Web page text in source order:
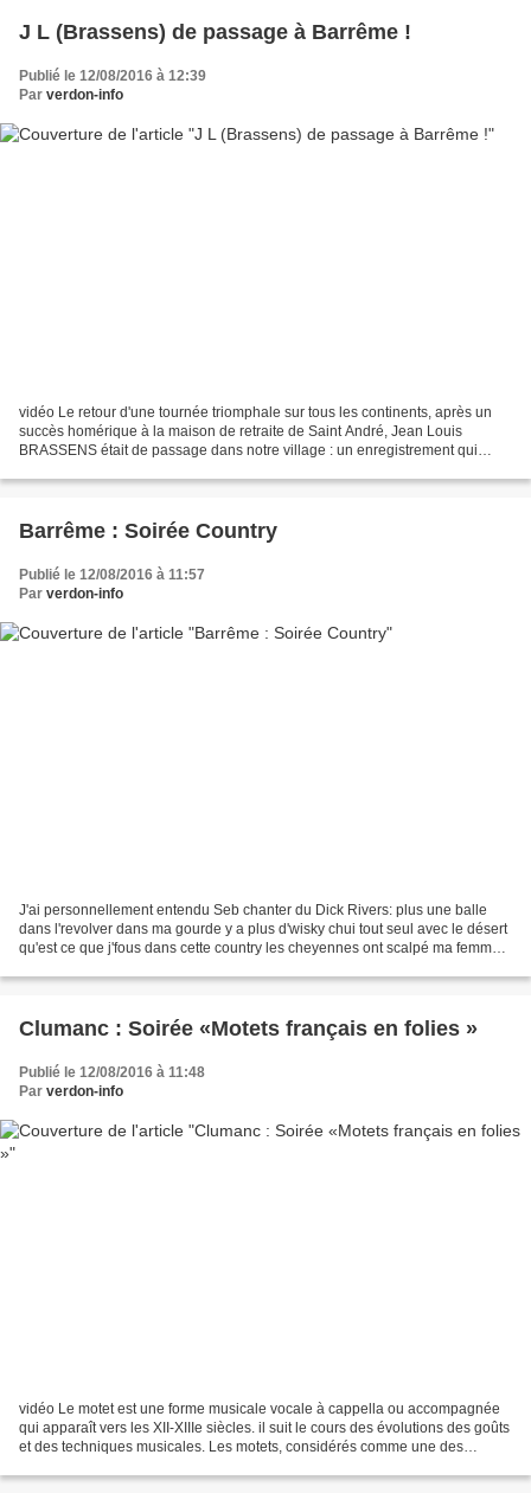
J L (Brassens) de passage à Barrême !
Publié le 12/08/2016 à 12:39
Par verdon-info
vidéo Le retour d'une tournée triomphale sur tous les continents, après un
succès homérique à la maison de retraite de Saint André, Jean Louis
BRASSENS était de passage dans notre village : un enregistrement qui
Barrême : Soirée Country
Publié le 12/08/2016 à 11:57
Par verdon-info
J'ai personnellement entendu Seb chanter du Dick Rivers: plus une balle
dans l'revolver dans ma gourde y a plus d'wisky chui tout seul avec le désert
qu'est ce que j'fous dans cette country les cheyennes ont scalpé ma femme
Clumanc : Soirée «Motets français en folies »
Publié le 12/08/2016 à 11:48
Par verdon-info
vidéo Le motet est une forme musicale vocale à cappella ou accompagnée
qui apparaît vers les XII-XIIIe siècles. il suit le cours des évolutions des goûts
et des techniques musicales. Les motets, considérés comme une des